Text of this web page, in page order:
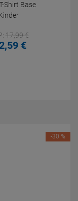
Shirt Base
17,99€
59 €
-30 %